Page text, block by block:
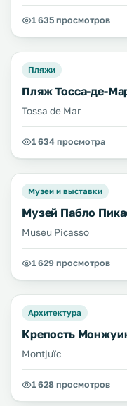
1 635 просмотров
Пляжи
Пляж Тосса-де-
Tossa de Mar
1 634 просмотра
Музеи и выставки
Музей Пабло
Museu Picasso
1 629 просмотров
Архитектура
Крепость
Montjuïc
1 628 просмотров